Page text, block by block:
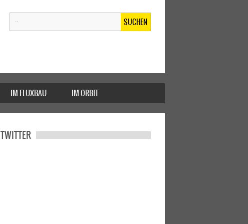
SUCHEN
IM FLUXBAU IM ORBIT
TWITTER